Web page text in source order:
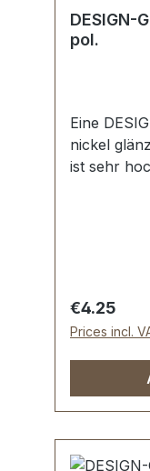
DESIGN-
pol.
Eine
nickel
ist sehr
Regular
€4.25
Prices incl.